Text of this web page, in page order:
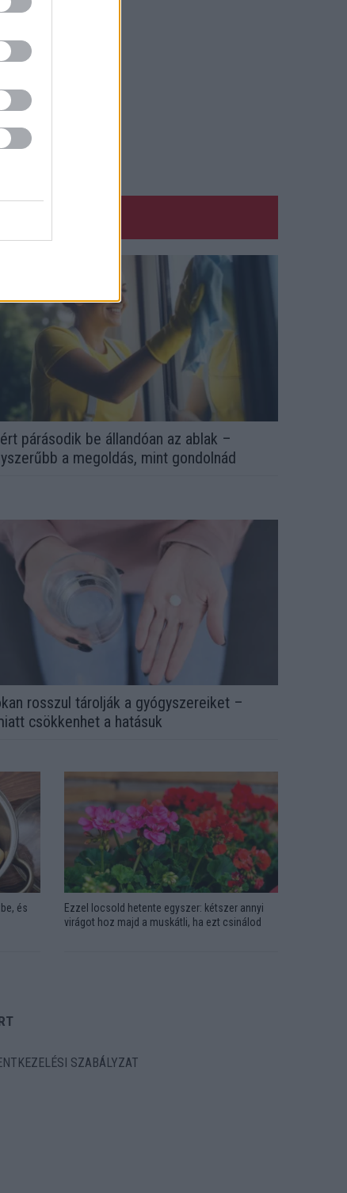
párásodik be állandóan az ablak –
a megoldás, mint gondolnád
rosszul tárolják a gyógyszereiket –
csökkenhet a hatásuk
és
Ezzel locsold hetente egyszer: kétszer annyi
virágot hoz majd a muskátli, ha ezt csinálod
SZABÁLYZAT